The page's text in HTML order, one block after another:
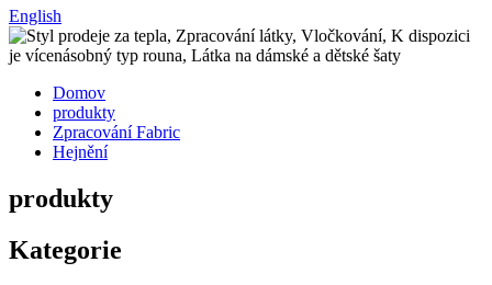
English
Domov
produkty
Zpracování Fabric
Hejnění
produkty
Kategorie